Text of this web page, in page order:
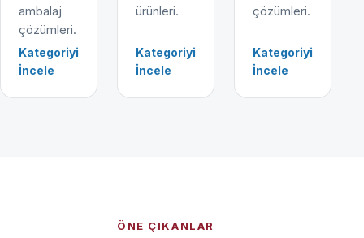
ambalaj
çözümleri.
Kategoriyi
İncele
ürünleri.
Kategoriyi
İncele
çözümleri.
Kategoriyi
İncele
ÖNE ÇIKANLAR